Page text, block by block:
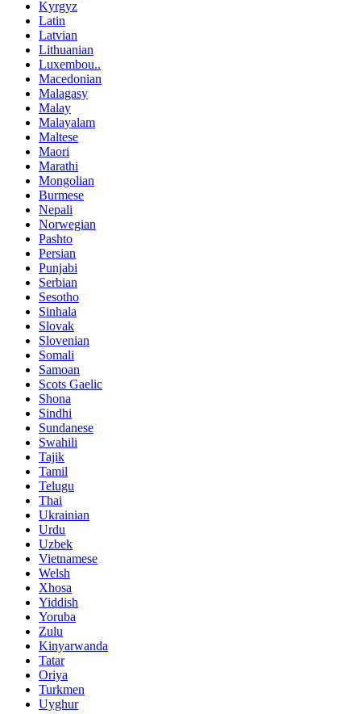
Kyrgyz
Latin
Latvian
Lithuanian
Luxembou..
Macedonian
Malagasy
Malay
Malayalam
Maltese
Maori
Marathi
Mongolian
Burmese
Nepali
Norwegian
Pashto
Persian
Punjabi
Serbian
Sesotho
Sinhala
Slovak
Slovenian
Somali
Samoan
Scots Gaelic
Shona
Sindhi
Sundanese
Swahili
Tajik
Tamil
Telugu
Thai
Ukrainian
Urdu
Uzbek
Vietnamese
Welsh
Xhosa
Yiddish
Yoruba
Zulu
Kinyarwanda
Tatar
Oriya
Turkmen
Uyghur